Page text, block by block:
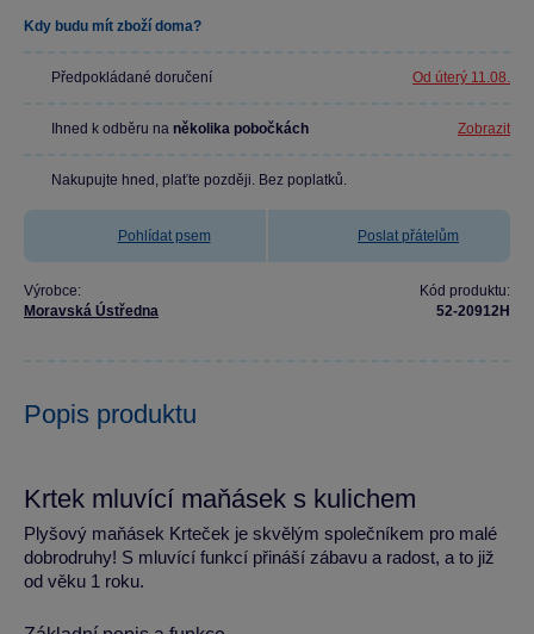
Kdy budu mít zboží doma?
Předpokládané doručení Od úterý 11.08.
Ihned k odběru na několika pobočkách Zobrazit
Nakupujte hned, plaťte později. Bez poplatků.
Pohlídat psem Poslat přátelům
Výrobce:
Moravská Ústředna
Kód produktu:
52-20912H
Popis produktu
Krtek mluvící maňásek s kulichem
Plyšový maňásek Krteček je skvělým společníkem pro malé
dobrodruhy! S mluvící funkcí přináší zábavu a radost, a to již
od věku 1 roku.